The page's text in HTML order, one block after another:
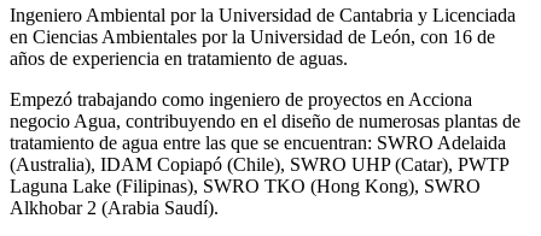
Ingeniero Ambiental por la Universidad de Cantabria y Licenciada
en Ciencias Ambientales por la Universidad de León, con 16 de
años de experiencia en tratamiento de aguas.
Empezó trabajando como ingeniero de proyectos en Acciona
negocio Agua, contribuyendo en el diseño de numerosas plantas de
tratamiento de agua entre las que se encuentran: SWRO Adelaida
(Australia), IDAM Copiapó (Chile), SWRO UHP (Catar), PWTP
Laguna Lake (Filipinas), SWRO TKO (Hong Kong), SWRO
Alkhobar 2 (Arabia Saudí).